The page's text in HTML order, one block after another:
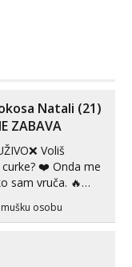
Natali (21)
ZABAVA
Voliš
❤️ Onda me
sam vruča.‎ ️‍🔥
100%
su mi uvijek
možeš
osobu